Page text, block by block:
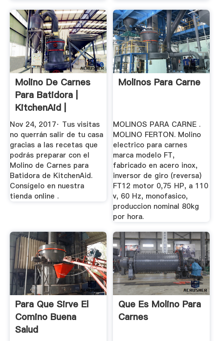
Molino De Carnes
Para Batidora |
KitchenAid |
Falabella ...
Nov 24, 2017· Tus visitas
no querrán salir de tu casa
gracias a las recetas que
podrás preparar con el
Molino de Carnes para
Batidora de KitchenAid.
Consígelo en nuestra
tienda online .
Molinos Para Carne
MOLINOS PARA CARNE .
MOLINO FERTON. Molino
electrico para carnes
marca modelo FT,
fabricado en acero inox,
inversor de giro (reversa)
FT12 motor 0,75 HP, a 110
v, 60 Hz, monofasico,
produccion nominal 80kg
por hora.
Para Que Sirve El
Comino Buena
Salud
Que Es Molino Para
Carnes